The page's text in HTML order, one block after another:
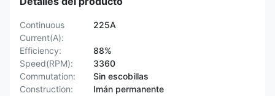
Continuous
Current(A):
225A
Efficiency:
88%
Speed(RPM):
3360
Commutation:
Sin escobillas
Construction:
Imán permanente